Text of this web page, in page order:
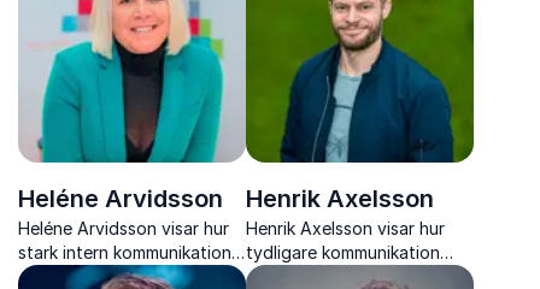
Heléne Arvidsson
Heléne Arvidsson visar hur
stark intern kommunikation
och möteskultur skapar
Henrik Axelsson
Henrik Axelsson visar hur
tydligare kommunikation
och starkare relationer leder